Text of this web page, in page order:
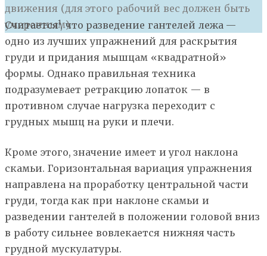
движения (для этого рабочий вес должен быть
умеренным).
Считается¹, что разведение гантелей лежа —
одно из лучших упражнений для раскрытия
груди и придания мышцам «квадратной»
формы. Однако правильная техника
подразумевает ретракцию лопаток — в
противном случае нагрузка переходит с
грудных мышц на руки и плечи.
Кроме этого, значение имеет и угол наклона
скамьи. Горизонтальная вариация упражнения
направлена на проработку центральной части
груди, тогда как при наклоне скамьи и
разведении гантелей в положении головой вниз
в работу сильнее вовлекается нижняя часть
грудной мускулатуры.